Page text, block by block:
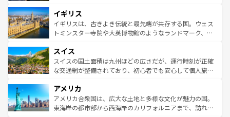
いる。シャンパンの発祥地であるランス、プロヴァンスの
香り高いラベンダー畑など、多彩な楽しみ方が可能だ。さ
らに、パリ以外の地域にも魅力が溢れており、どの街角に
れる地方に足を運ぶとそれぞれで全く異なる文化を体験で
きるだろう。 なお、新着のフランス情報はコンテンツ一覧
を参照してほしい。
顔を持つこの国は、どこを歩いても飽きることがない。ベ
ルリンの文化的活気、バイエルン州のアルプスの絶景、そ
してライン川沿いのワイン畑といった風景は必見。ビール
は、お酒好きな人にはぜひ体験してほしい。 なお、新着の
ドイツ情報はコンテンツ一覧を参照してほしい。
イギリス
イギリスは、古きよき伝統と最先端が共存する国。ウェス
トミンスター寺院や大英博物館のようなランドマーク、歴
リアごとに異なる魅力がある。また、優雅なアフタヌーン
ティー、ビール好きにはたまらない英国パブ、サッカー観
戦など、本場だからこそできる体験も豊富。イギリスを旅
ンツ一覧を参照してほしい。
スイス
スイスの国土面積は九州ほどの広さだが、運行時刻が正確
な交通網が整備されており、初心者でも安心して個人旅行
の建物がそのまま残る町や、スイスならではのユニークな
博物館もあり、アルプス観光だけでなく町歩きも満喫する
ことができる。国民の所得が高いため物価も高いが、旅行
アメリカ
アメリカ合衆国は、広大な土地と多様な文化が魅力の国。
東海岸の都市部から西海岸のカリフォルニアまで、訪れる